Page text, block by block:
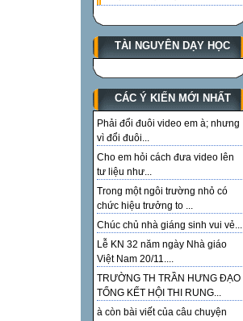
TÀI NGUYÊN DẠY HỌC
CÁC Ý KIẾN MỚI NHẤT
Phải đổi đuôi video em à; nhưng
vì đổi đuôi...
Cho em hỏi cách đưa video lên
tư liệu như...
Trong một ngôi trường nhỏ có
chức hiệu trưởng to ...
Chúc chủ nhà giáng sinh vui vẻ...
Lễ KN 32 năm ngày Nhà giáo
Việt Nam 20/11....
TRƯỜNG TH TRẦN HƯNG ĐẠO
TỔNG KẾT HỘI THI RUNG...
à còn bài viết của câu chuyện